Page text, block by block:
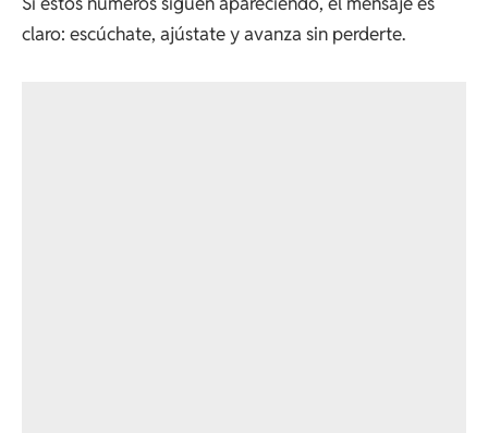
claro: escúchate, ajústate y avanza sin perderte.